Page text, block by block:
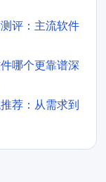
评：主流软件
哪个更靠谱深
荐：从需求到